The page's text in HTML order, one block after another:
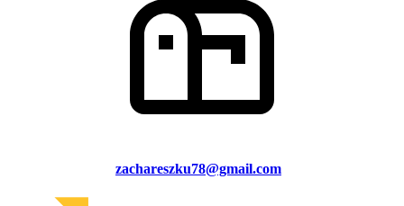
zachareszku78@gmail.com